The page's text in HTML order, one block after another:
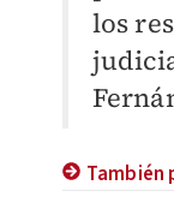
los
También